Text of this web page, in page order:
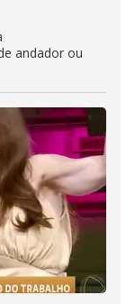
andador ou